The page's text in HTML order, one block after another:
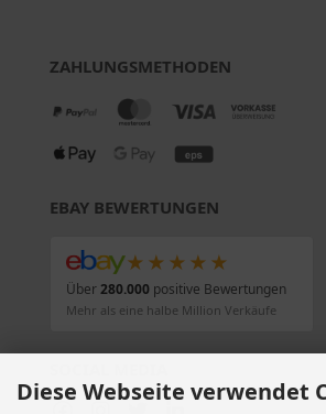
ZAHLUNGSMETHODEN
EBAY BEWERTUNGEN
★★★★★
Über280.000positive Bewertungen
Mehr als eine halbe Million Verkäufe
Diese Webseite verwendet